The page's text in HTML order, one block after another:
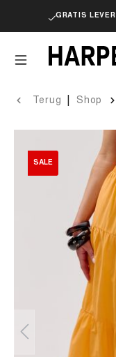
GRATIS
Terug Shop
SALE